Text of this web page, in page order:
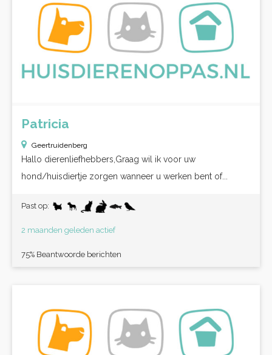
Patricia
Geertruidenberg
Hallo dierenliefhebbers,Graag wil ik voor uw
hond/huisdiertje zorgen wanneer u werken bent of...
Past op:
2 maanden geleden actief
75% Beantwoorde berichten